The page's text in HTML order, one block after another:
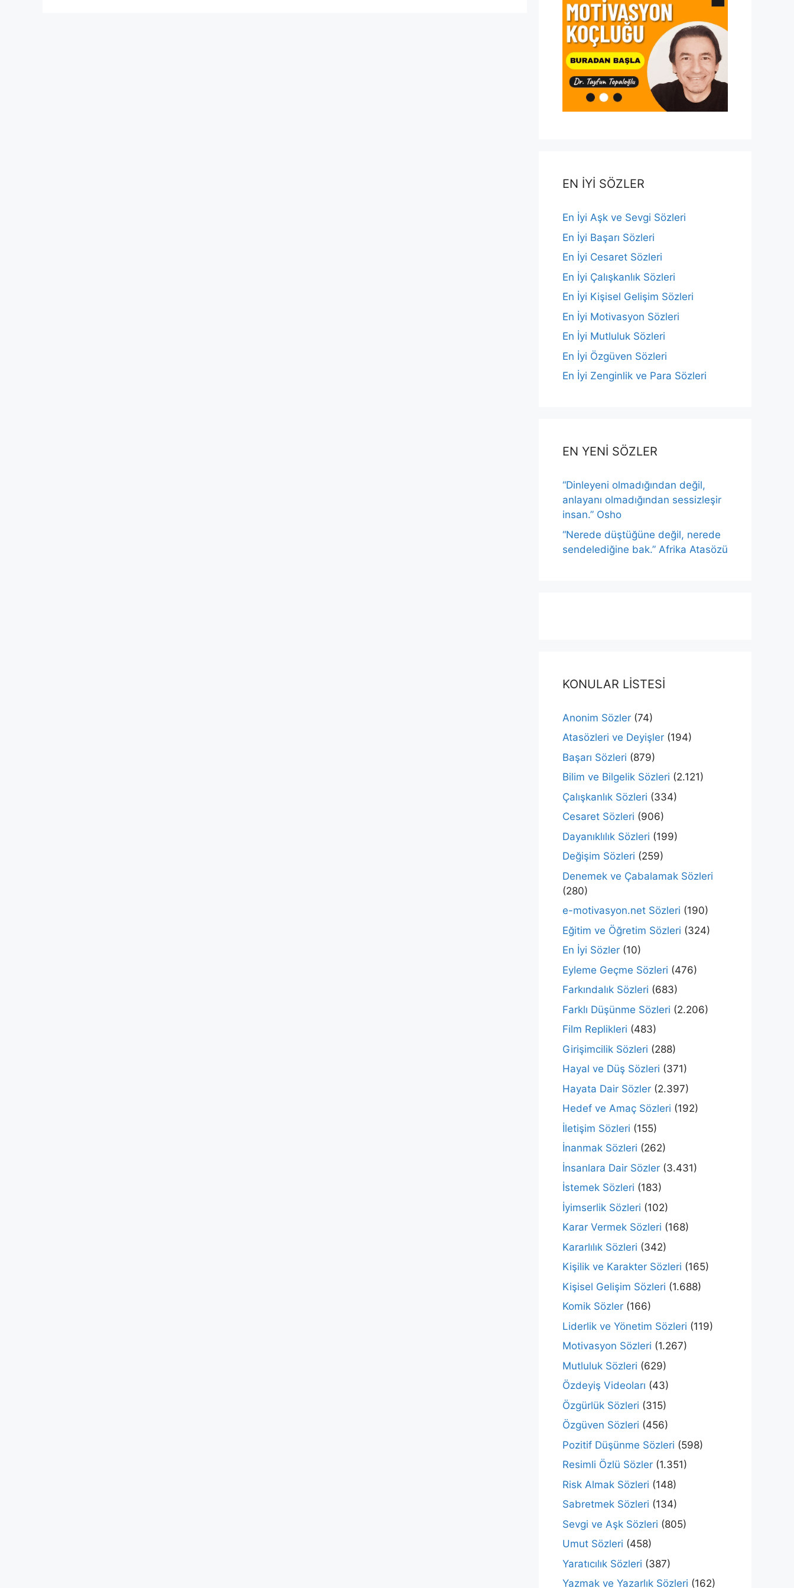
EN İYİ SÖZLER
En İyi Aşk ve Sevgi Sözleri
En İyi Başarı Sözleri
En İyi Cesaret Sözleri
En İyi Çalışkanlık Sözleri
En İyi Kişisel Gelişim Sözleri
En İyi Motivasyon Sözleri
En İyi Mutluluk Sözleri
En İyi Özgüven Sözleri
En İyi Zenginlik ve Para Sözleri
EN YENİ SÖZLER
“Dinleyeni olmadığından değil,
anlayanı olmadığından sessizleşir
insan.” Osho
“Nerede düştüğüne değil, nerede
sendelediğine bak.” Afrika Atasözü
KONULAR LİSTESİ
Anonim Sözler (74)
Atasözleri ve Deyişler (194)
Başarı Sözleri (879)
Bilim ve Bilgelik Sözleri (2.121)
Çalışkanlık Sözleri (334)
Cesaret Sözleri (906)
Dayanıklılık Sözleri (199)
Değişim Sözleri (259)
Denemek ve Çabalamak Sözleri
(280)
e-motivasyon.net Sözleri (190)
Eğitim ve Öğretim Sözleri (324)
En İyi Sözler (10)
Eyleme Geçme Sözleri (476)
Farkındalık Sözleri (683)
Farklı Düşünme Sözleri (2.206)
Film Replikleri (483)
Girişimcilik Sözleri (288)
Hayal ve Düş Sözleri (371)
Hayata Dair Sözler (2.397)
Hedef ve Amaç Sözleri (192)
İletişim Sözleri (155)
İnanmak Sözleri (262)
İnsanlara Dair Sözler (3.431)
İstemek Sözleri (183)
İyimserlik Sözleri (102)
Karar Vermek Sözleri (168)
Kararlılık Sözleri (342)
Kişilik ve Karakter Sözleri (165)
Kişisel Gelişim Sözleri (1.688)
Komik Sözler (166)
Liderlik ve Yönetim Sözleri (119)
Motivasyon Sözleri (1.267)
Mutluluk Sözleri (629)
Özdeyiş Videoları (43)
Özgürlük Sözleri (315)
Özgüven Sözleri (456)
Pozitif Düşünme Sözleri (598)
Resimli Özlü Sözler (1.351)
Risk Almak Sözleri (148)
Sabretmek Sözleri (134)
Sevgi ve Aşk Sözleri (805)
Umut Sözleri (458)
Yaratıcılık Sözleri (387)
Yazmak ve Yazarlık Sözleri (162)